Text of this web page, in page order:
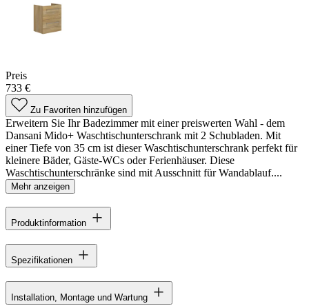
Preis
733 €
Zu Favoriten hinzufügen
Erweitern Sie Ihr Badezimmer mit einer preiswerten Wahl - dem
Dansani Mido+ Waschtischunterschrank mit 2 Schubladen. Mit
einer Tiefe von 35 cm ist dieser Waschtischunterschrank perfekt für
kleinere Bäder, Gäste-WCs oder Ferienhäuser. Diese
Waschtischunterschränke sind mit Ausschnitt für Wandablauf....
Mehr anzeigen
Produktinformation
Spezifikationen
Installation, Montage und Wartung